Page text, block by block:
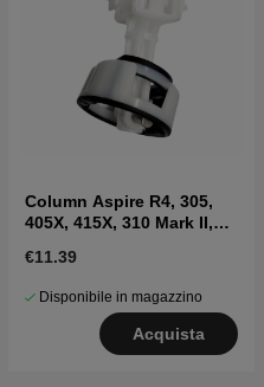
Column Aspire R4, 305,
405X, 415X, 310 Mark II,
€11.39
Disponibile in magazzino
Acquista